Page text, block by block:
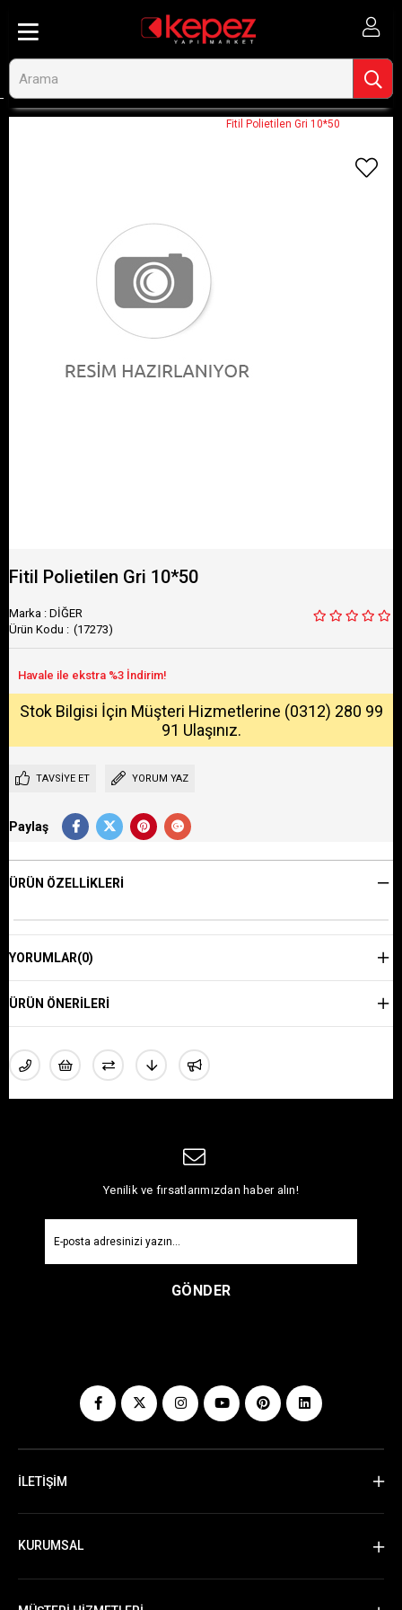
Fitil Polietilen Gri 10*50
Fitil Polietilen Gri 10*50
Marka : DİĞER
(17273)
Stok Bilgisi İçin Müşteri Hizmetlerine (0312) 280 99
91 Ulaşınız.
TAVSIYE ET YORUM YAZ
Paylaş
ÜRÜN ÖZELLIKLERI
YORUMLAR(0)
ÜRÜN ÖNERILERI
Yenilik ve fırsatlarımızdan haber alın!
GÖNDER
İLETİŞİM
KURUMSAL